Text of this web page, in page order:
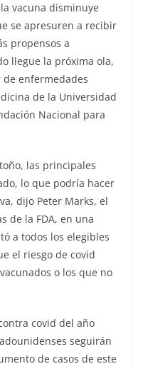
vacuna disminuye
se apresuren a recibir
propensos a
llegue la próxima ola,
enfermedades
de la Universidad
Nacional para
las principales
lo que podría hacer
dijo Peter Marks, el
de la FDA, en una
a todos los elegibles
el riesgo de covid
o los que no
covid del año
seguirán
de casos de este